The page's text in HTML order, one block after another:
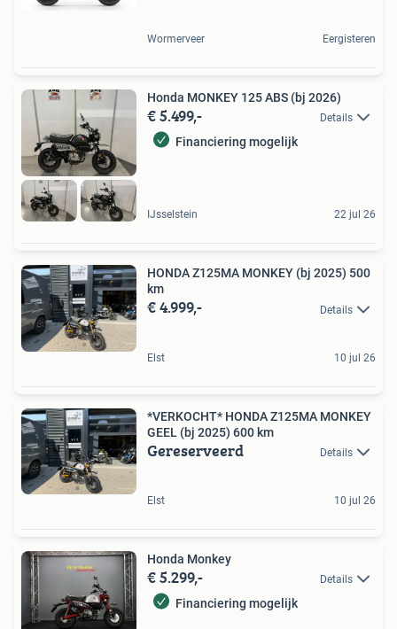
Wormerveer Eergisteren
Honda MONKEY 125 ABS (bj 2026)
€ 5.499,- Details
Financiering mogelijk
IJsselstein 22 jul 26
HONDA Z125MA MONKEY (bj 2025) 500
km
€ 4.999,- Details
Elst 10 jul 26
*VERKOCHT* HONDA Z125MA MONKEY
GEEL (bj 2025) 600 km
Gereserveerd Details
Elst 10 jul 26
Honda Monkey
€ 5.299,- Details
Financiering mogelijk